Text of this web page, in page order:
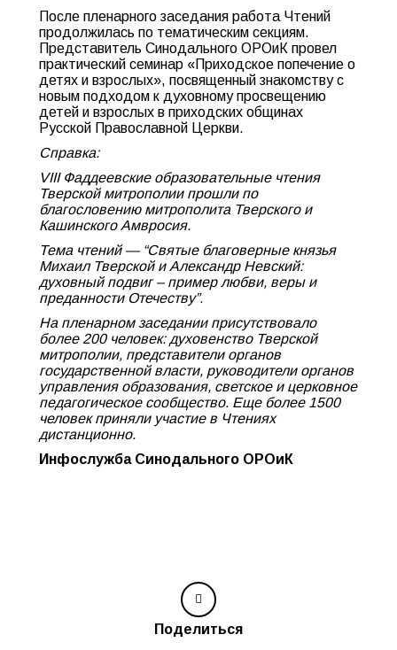
После пленарного заседания работа Чтений
продолжилась по тематическим секциям.
Представитель Синодального ОРОиК провел
практический семинар «Приходское попечение о
детях и взрослых», посвященный знакомству с
новым подходом к духовному просвещению
детей и взрослых в приходских общинах
Русской Православной Церкви.
Справка:
VIII Фаддеевские образовательные чтения
Тверской митрополии прошли по
благословению митрополита Тверского и
Кашинского Амвросия.
Тема чтений — “Святые благоверные князья
Михаил Тверской и Александр Невский:
духовный подвиг – пример любви, веры и
преданности Отечеству”.
На пленарном заседании присутствовало
более 200 человек: духовенство Тверской
митрополии, представители органов
государственной власти, руководители органов
управления образования, светское и церковное
педагогическое сообщество. Еще более 1500
человек приняли участие в Чтениях
дистанционно.
Инфослужба Синодального ОРОиК
Поделиться